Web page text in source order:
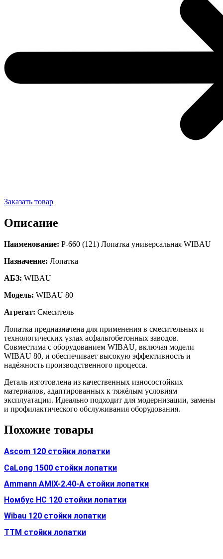
Заказать товар
Описание
Наименование: Р-660 (121) Лопатка универсальная WIBAU
Назначение: Лопатка
АБЗ: WIBAU
Модель: WIBAU 80
Агрегат: Смеситель
Лопатка предназначена для применения в смесительных и
технологических узлах асфальтобетонных заводов.
Совместима с оборудованием WIBAU, включая модели
WIBAU 80, и обеспечивает высокую эффективность и
надёжность производственного процесса.
Деталь изготовлена из качественных износостойких
материалов, адаптированных к тяжёлым условиям
эксплуатации. Идеально подходит для модернизации, замены
и профилактического обслуживания оборудования.
Похожие товары
Ascom 120 стойки лопатки
CaLong 1500 стойки лопатки
Ammann AMIX-2.40-A стойки лопатки
Номбус HC 120 стойки лопатки
Wibau 120 стойки лопатки
TTM стойки лопатки